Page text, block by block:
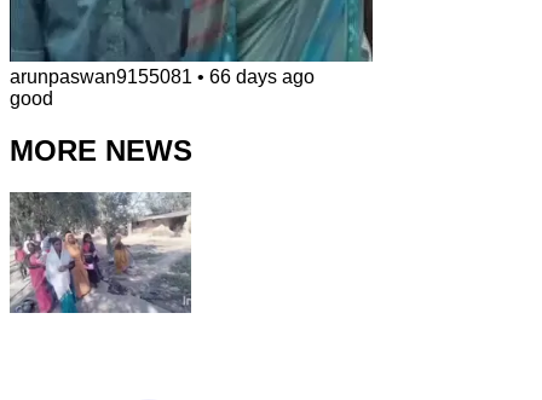
arunpaswan9155081 • 66 days ago
good
MORE NEWS